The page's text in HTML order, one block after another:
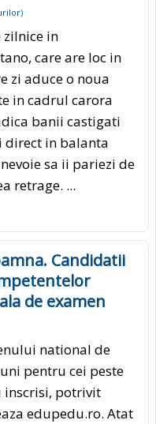
)
zilnice in
care are loc in
zi aduce o noua
in cadrul carora
banii castigati
in balanta
sa ii pariezi de
retrage. ...
Candidatii
de examen
national de
pentru cei peste
inscrisi, potrivit
edupedu.ro. Atat